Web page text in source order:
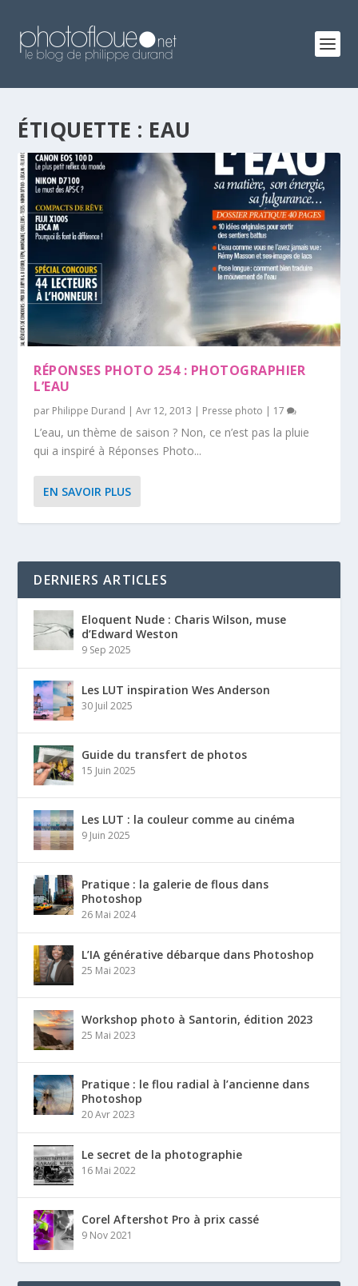
ÉTIQUETTE : EAU
RÉPONSES PHOTO 254 : PHOTOGRAPHIER
L’EAU
par Philippe Durand |Avr 12, 2013 | Presse photo | 17
L’eau, un thème de saison ? Non, ce n’est pas la pluie
qui a inspiré à Réponses Photo...
EN SAVOIR PLUS
DERNIERS ARTICLES
Eloquent Nude : Charis Wilson, muse
d’Edward Weston
9 Sep 2025
Les LUT inspiration Wes Anderson
30 Juil 2025
Guide du transfert de photos
15 Juin 2025
Les LUT : la couleur comme au cinéma
9 Juin 2025
Pratique : la galerie de flous dans
Photoshop
26 Mai 2024
L’IA générative débarque dans Photoshop
25 Mai 2023
Workshop photo à Santorin, édition 2023
25 Mai 2023
Pratique : le flou radial à l’ancienne dans
Photoshop
20 Avr 2023
Le secret de la photographie
16 Mai 2022
Corel Aftershot Pro à prix cassé
9 Nov 2021